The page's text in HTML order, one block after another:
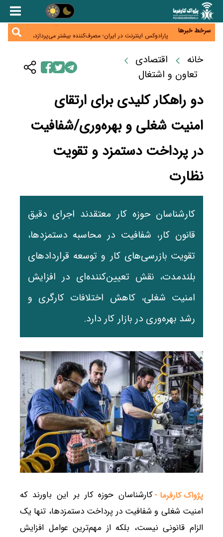
سرخط خبرها
زائران اربعین نگران ارز باقی‌مانده نباشند؛ خرید دینار در
جنگ کریدورها وارد فاز جدید شد؛ سرمایه‌گذاری ۳۴۵
پارادوکس اینترنت در ایران؛ مصرف‌کننده بیشتر می‌پردازد،
شبکه کمتر توسعه می‌یابد
جدید سیاست‌های مالیاتی در حمایت از تولید
معمای تأمین ۸۰ همت معوقات بازنشستگان؛ بانک رفاه
وارد میدان شد
خانه
اقتصادی
تعاون و اشتغال
دو راهکار کلیدی برای ارتقای
امنیت شغلی و بهره‌وری/شفافیت
در پرداخت دستمزد و تقویت
نظارت
کارشناسان حوزه کار معتقدند اجرای دقیق
قانون کار، شفافیت در محاسبه دستمزدها،
تقویت بازرسی‌های کار و توسعه قراردادهای
بلندمدت، نقش تعیین‌کننده‌ای در افزایش
امنیت شغلی، کاهش اختلافات کارگری و
رشد بهره‌وری در بازار کار دارد.
پژواک کارفرما - کارشناسان حوزه کار بر این باورند که
امنیت شغلی و شفافیت در پرداخت دستمزدها، تنها یک
الزام قانونی نیست، بلکه از مهم‌ترین عوامل افزایش